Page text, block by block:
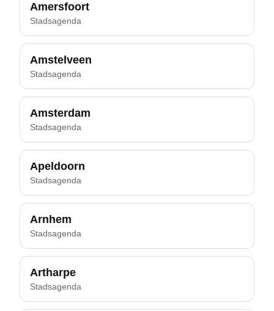
Amersfoort
Stadsagenda
Amstelveen
Stadsagenda
Amsterdam
Stadsagenda
Apeldoorn
Stadsagenda
Arnhem
Stadsagenda
Artharpe
Stadsagenda